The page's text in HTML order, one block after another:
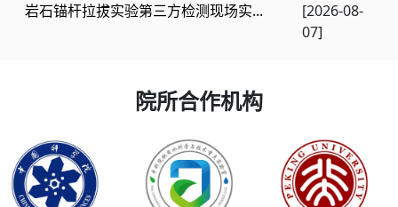
岩石锚杆拉拔实验第三方检测现场实...
[2026-08-
07]
院所合作机构